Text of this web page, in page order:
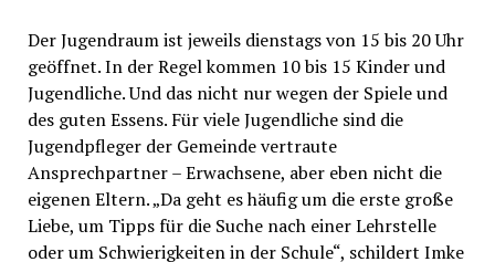
Der Jugendraum ist jeweils dienstags von 15 bis 20 Uhr
geöffnet. In der Regel kommen 10 bis 15 Kinder und
Jugendliche. Und das nicht nur wegen der Spiele und
des guten Essens. Für viele Jugendliche sind die
Jugendpfleger der Gemeinde vertraute
Ansprechpartner – Erwachsene, aber eben nicht die
eigenen Eltern. „Da geht es häufig um die erste große
Liebe, um Tipps für die Suche nach einer Lehrstelle
oder um Schwierigkeiten in der Schule“, schildert Imke